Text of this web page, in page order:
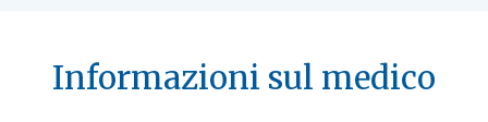
Informazioni sul medico